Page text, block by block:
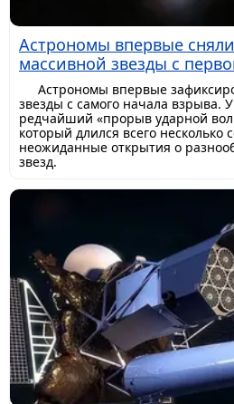
Астрономы впервые
массивной звезды с
Астрономы впервые
звезды с самого начала взрыва.
редчайший «прорыв ударной
который длился всего несколько
неожиданные открытия о
звезд.